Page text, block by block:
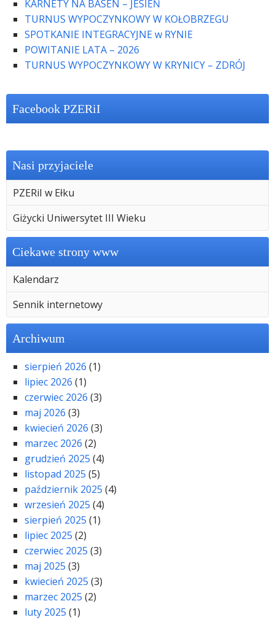
KARNETY NA BASEN – JESIEŃ
TURNUS WYPOCZYNKOWY W KOŁOBRZEGU
SPOTKANIE INTEGRACYJNE w RYNIE
POWITANIE LATA – 2026
TURNUS WYPOCZYNKOWY W KRYNICY – ZDRÓJ
Facebook PZERiI
Nasi przyjaciele
PZERiI w Ełku
Giżycki Uniwersytet III Wieku
Ciekawe strony www
Kalendarz
Sennik internetowy
Archiwum
sierpień 2026 (1)
lipiec 2026 (1)
czerwiec 2026 (3)
maj 2026 (3)
kwiecień 2026 (3)
marzec 2026 (2)
grudzień 2025 (4)
listopad 2025 (5)
październik 2025 (4)
wrzesień 2025 (4)
sierpień 2025 (1)
lipiec 2025 (2)
czerwiec 2025 (3)
maj 2025 (3)
kwiecień 2025 (3)
marzec 2025 (2)
luty 2025 (1)